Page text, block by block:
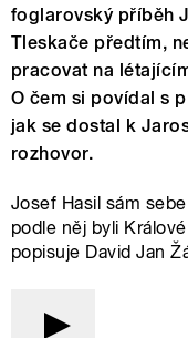
foglarovský příběh
Tleskače předtím,
pracovat na
O čem si povídal s
jak se dostal k
rozhovor.
Josef Hasil sám
podle něj byli
popisuje David Jan